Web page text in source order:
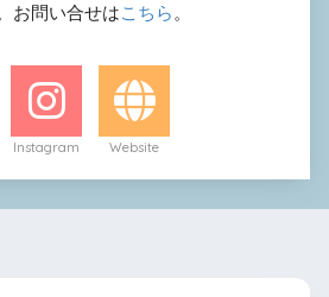
お問い合せはこちら 。
Instagram Website